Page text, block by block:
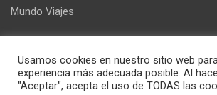
Mundo Viajes
Usamos cookies en nuestro sitio web
experiencia más adecuada posible. Al
"Aceptar", acepta el uso de TODAS las